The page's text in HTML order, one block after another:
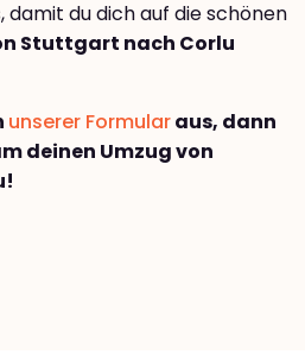
damit du dich auf die schönen
Stuttgart nach Corlu
unserer Formularaus, dann
deinen Umzug von